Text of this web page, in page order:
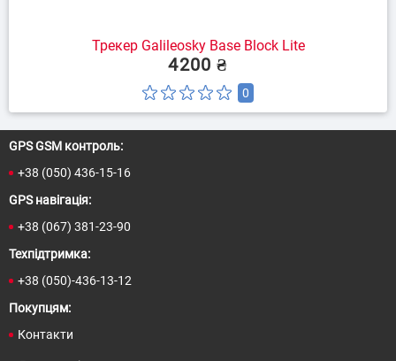
Трекер Galileosky Base Block Lite
4200 ₴
0